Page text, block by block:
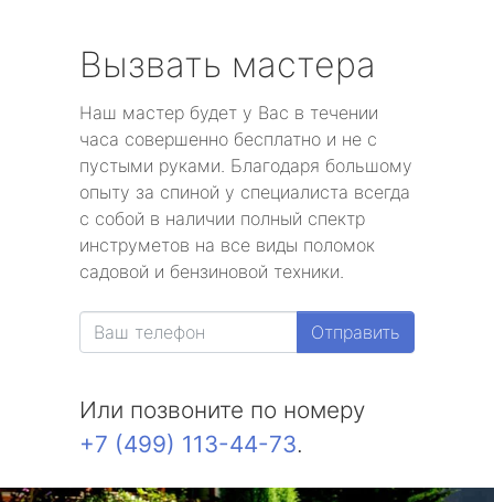
Вызвать мастера
Наш мастер будет у Вас в течении
часа совершенно бесплатно и не с
пустыми руками. Благодаря большому
опыту за спиной у специалиста всегда
с собой в наличии полный спектр
инструметов на все виды поломок
садовой и бензиновой техники.
Отправить
Или позвоните по номеру
+7 (499) 113-44-73.